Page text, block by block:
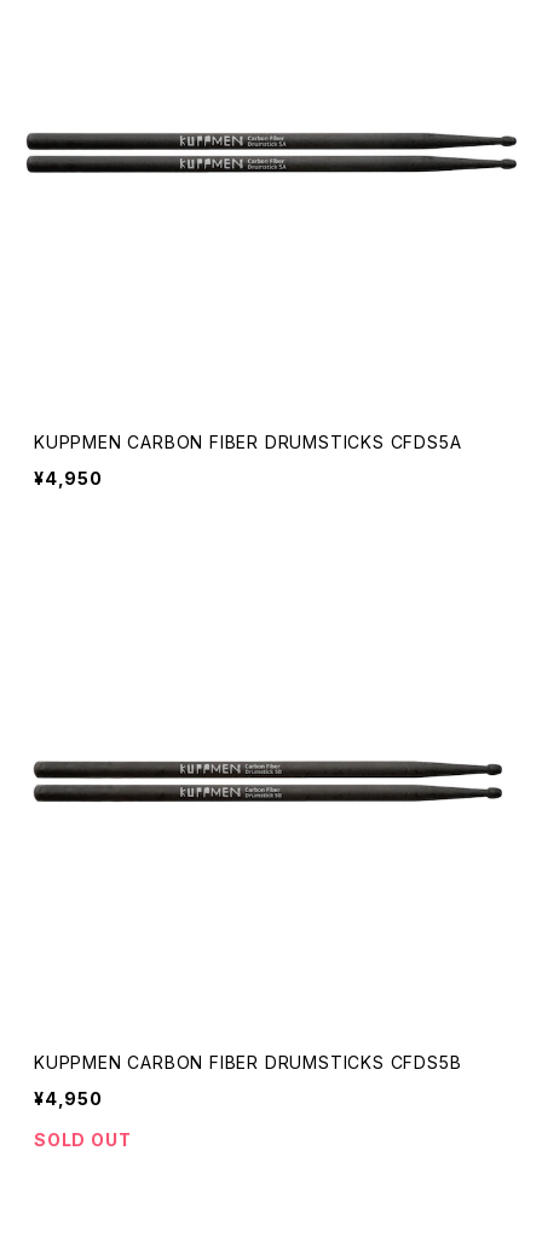
KUPPMEN CARBON FIBER DRUMSTICKS CFDS5A
¥4,950
KUPPMEN CARBON FIBER DRUMSTICKS CFDS5B
¥4,950
SOLD OUT